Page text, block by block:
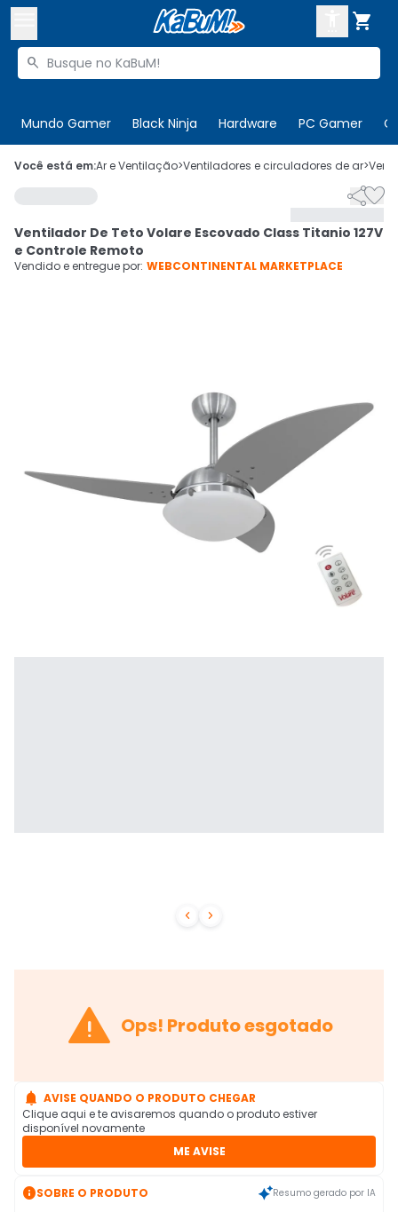

Buscar produtos

Mundo Gamer Black Ninja Hardware PC Gamer
 Olá. Acesse sua conta
 Departamentos
Cupons
CADASTRE-SE
Você está em:Ar e Ventilação>Ventiladores e circuladores de ar>
 

Ventilador De Teto Volare Escovado Class Titanio 127V
e Controle Remoto
Vendido e entregue por: WEBCONTINENTAL MARKETPLACE
 Ops! Produto esgotado
 AVISE QUANDO O PRODUTO CHEGAR
Clique aqui e te avisaremos quando o produto estiver
disponível novamente
ME AVISE
SOBRE O PRODUTO Resumo gerado por IA